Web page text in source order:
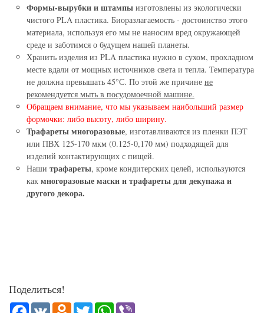
Формы-вырубки и штампы изготовлены из экологически
чистого PLA пластика. Биоразлагаемость - достоинство этого
материала, используя его мы не наносим вред окружающей
среде и заботимся о будущем нашей планеты.
Хранить изделия из PLA пластика нужно в сухом, прохладном
месте вдали от мощных источников света и тепла. Температура
не должна превышать 45°С. По этой же причине не
рекомендуется мыть в посудомоечной машине.
Обращаем внимание, что мы указываем наибольший размер
формочки: либо высоту, либо ширину.
Трафареты многоразовые, изготавливаются из пленки ПЭТ
или ПВХ 125-170 мкм (0.125-0,170 мм) подходящей для
изделий контактирующих с пищей.
Наши трафареты, кроме кондитерских целей, используются
как многоразовые маски и трафареты для декупажа и
другого декора.
Поделиться!
Facebook
VK Odnoklassniki
TwitterWhatsApp